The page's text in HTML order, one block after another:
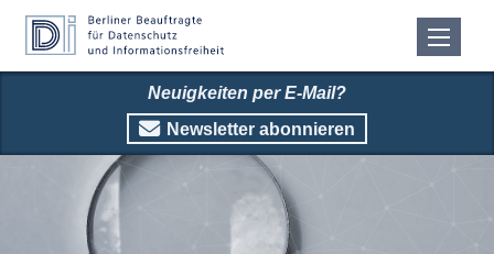
Neuigkeiten per E-Mail?
Newsletter abonnieren